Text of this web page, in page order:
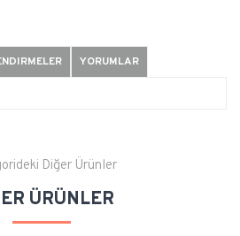
YORUMLAR
Diğer Ürünler
ÜRÜNLER